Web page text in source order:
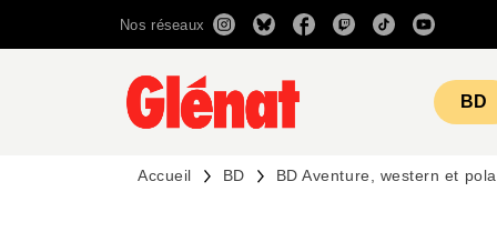
RECHERCHE CONTENU
Nos réseaux
BD
Accueil BD BD Aventure, western et